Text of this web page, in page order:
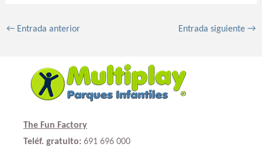
←Entrada anterior Entrada siguiente→
The Fun Factory
Teléf. gratuito: 691 696 000